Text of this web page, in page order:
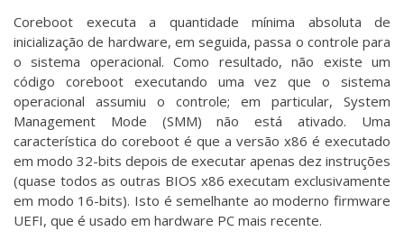
Coreboot executa a quantidade mínima absoluta de
inicialização de hardware, em seguida, passa o controle para
o sistema operacional. Como resultado, não existe um
código coreboot executando uma vez que o sistema
operacional assumiu o controle; em particular, System
Management Mode (SMM) não está ativado. Uma
característica do coreboot é que a versão x86 é executado
em modo 32-bits depois de executar apenas dez instruções
(quase todos as outras BIOS x86 executam exclusivamente
em modo 16-bits). Isto é semelhante ao moderno firmware
UEFI, que é usado em hardware PC mais recente.